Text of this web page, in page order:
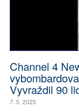
Channel 4
Vyvraždil 90
7. 5. 2025